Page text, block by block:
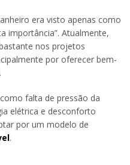
era visto apenas como
importância”. Atualmente,
nos projetos
por oferecer bem-
falta de pressão da
elétrica e desconforto
por um modelo de
.